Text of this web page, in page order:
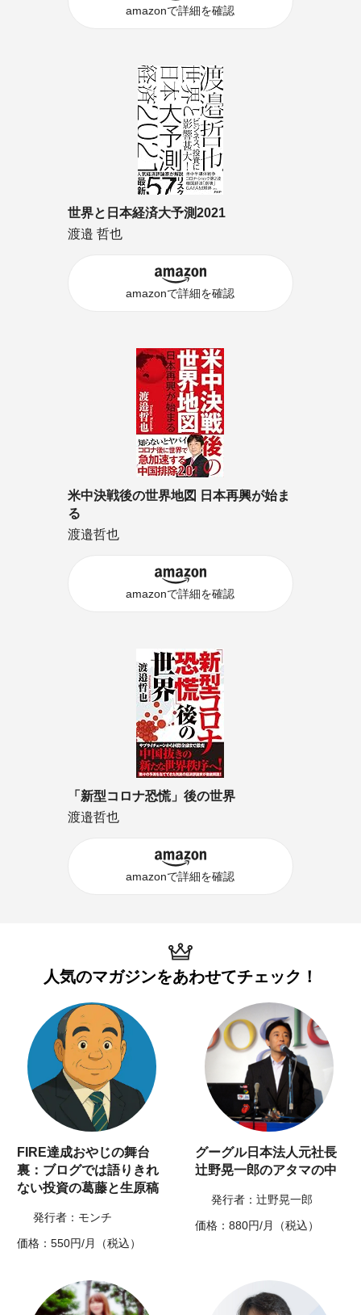
amazonで詳細を確認
世界と日本経済大予測2021
渡邉 哲也
amazonで詳細を確認
米中決戦後の世界地図 日本再興が始ま
る
渡邉哲也
amazonで詳細を確認
「新型コロナ恐慌」後の世界
渡邉哲也
amazonで詳細を確認
人気のマガジンをあわせてチェック！
FIRE達成おやじの舞台
裏：ブログでは語りきれ
ない投資の葛藤と生原稿
発行者：モンチ
価格：550円/月（税込）
グーグル日本法人元社長
辻野晃一郎のアタマの中
発行者：辻野晃一郎
価格：880円/月（税込）